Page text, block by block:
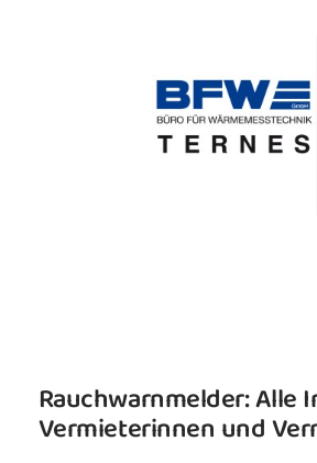
Rauchwarnmelder: Alle
Vermieterinnen und